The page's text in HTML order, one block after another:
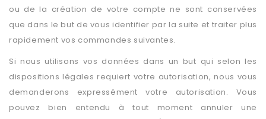
ou de la création de votre compte ne sont conservées
que dans le but de vous identifier par la suite et traiter plus
rapidement vos commandes suivantes.
Si nous utilisons vos données dans un but qui selon les
dispositions légales requiert votre autorisation, nous vous
demanderons expressément votre autorisation. Vous
pouvez bien entendu à tout moment annuler une